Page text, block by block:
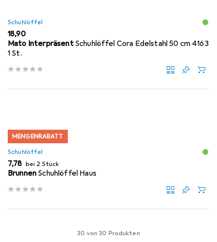
Schuhlöffel
EUR
18,90
Mato Interpräsent Schuhlöffel Cora Edelstahl 50 cm 4163
1 St.
MENGENRABATT
Schuhlöffel
EUR
7,78 bei 2 Stück
Brunnen Schuhlöffel Haus
30 von 30 Produkten